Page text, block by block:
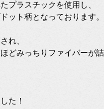
プラスチックを使用し、
ット柄となっております。
れ、
どみっちりファイバーが
た！